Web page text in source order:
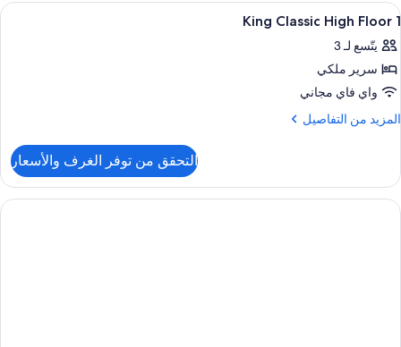
استعراض
جميع
صور
1
King
Classic
5 1 King Classic High Floor
يتّسع لـ 3
سرير ملكي
واي فاي مجاني
المزيد من التفاصيل
المزيد
1
King
Classic
التحقق من توفر الغرف والأسعار